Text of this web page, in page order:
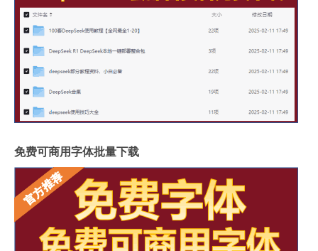
免费可商用字体批量下载